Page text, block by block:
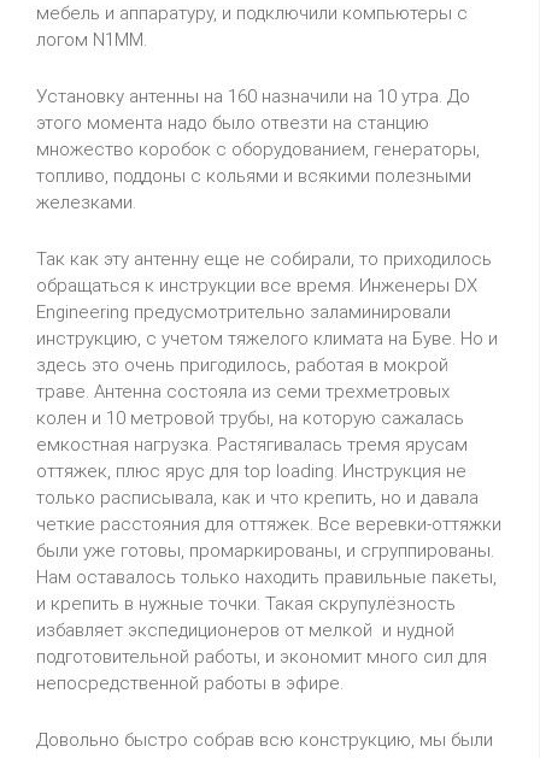
мебель и аппаратуру, и подключили компьютеры с
логом N1MM.
Установку антенны на 160 назначили на 10 утра. До
этого момента надо было отвезти на станцию
множество коробок с оборудованием, генераторы,
топливо, поддоны с кольями и всякими полезными
железками.
Так как эту антенну еще не собирали, то приходилось
обращаться к инструкции все время. Инженеры DX
Engineering предусмотрительно заламинировали
инструкцию, с учетом тяжелого климата на Буве. Но и
здесь это очень пригодилось, работая в мокрой
траве. Антенна состояла из семи трехметровых
колен и 10 метровой трубы, на которую сажалась
емкостная нагрузка. Растягивалась тремя ярусам
оттяжек, плюс ярус для top loading. Инструкция не
только расписывала, как и что крепить, но и давала
четкие расстояния для оттяжек. Все веревки-оттяжки
были уже готовы, промаркированы, и сгруппированы.
Нам оставалось только находить правильные пакеты,
и крепить в нужные точки. Такая скрупулёзность
избавляет экспедиционеров от мелкой и нудной
подготовительной работы, и экономит много сил для
непосредственной работы в эфире.
Довольно быстро собрав всю конструкцию, мы были